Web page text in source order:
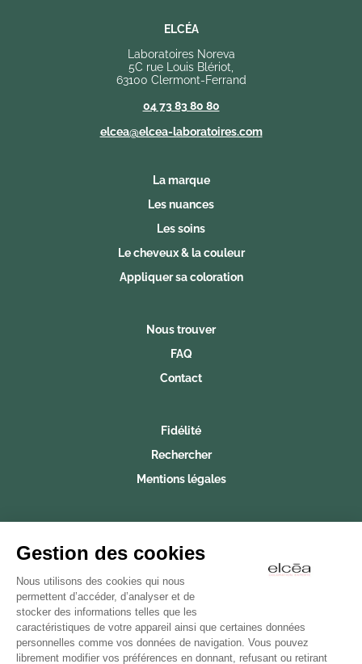
ELCÉA
Laboratoires Noreva
5C rue Louis Blériot,
63100 Clermont-Ferrand
04 73 83 80 80
elcea@elcea-laboratoires.com
La marque
Les nuances
Les soins
Le cheveux & la couleur
Appliquer sa coloration
Nous trouver
FAQ
Contact
Fidélité
Rechercher
Mentions légales
Restez informé sur nos actualités et promotions en
vous inscrivant à notre newsletter
Abonnez-vous à notre newsletter
Gestion des cookies
Nous utilisons des cookies qui nous
permettent d’accéder, d’analyser et de
stocker des informations telles que les
caractéristiques de votre appareil ainsi que certaines données
personnelles comme vos données de navigation. Vous pouvez
librement modifier vos préférences en donnant, refusant ou retirant